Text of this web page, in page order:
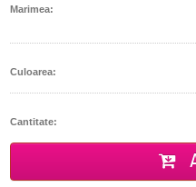
Marimea:
Culoarea:
Cantitate: